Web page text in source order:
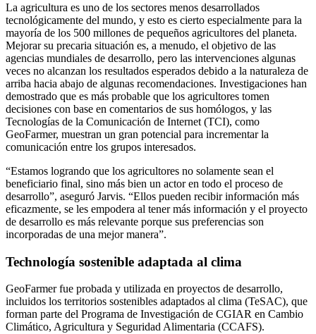
La agricultura es uno de los sectores menos desarrollados
tecnológicamente del mundo, y esto es cierto especialmente para la
mayoría de los 500 millones de pequeños agricultores del planeta.
Mejorar su precaria situación es, a menudo, el objetivo de las
agencias mundiales de desarrollo, pero las intervenciones algunas
veces no alcanzan los resultados esperados debido a la naturaleza de
arriba hacia abajo de algunas recomendaciones. Investigaciones han
demostrado que es más probable que los agricultores tomen
decisiones con base en comentarios de sus homólogos, y las
Tecnologías de la Comunicación de Internet (TCI), como
GeoFarmer, muestran un gran potencial para incrementar la
comunicación entre los grupos interesados.
“Estamos logrando que los agricultores no solamente sean el
beneficiario final, sino más bien un actor en todo el proceso de
desarrollo”, aseguró Jarvis. “Ellos pueden recibir información más
eficazmente, se les empodera al tener más información y el proyecto
de desarrollo es más relevante porque sus preferencias son
incorporadas de una mejor manera”.
Technología sostenible adaptada al clima
GeoFarmer fue probada y utilizada en proyectos de desarrollo,
incluidos los territorios sostenibles adaptados al clima (TeSAC), que
forman parte del Programa de Investigación de CGIAR en Cambio
Climático, Agricultura y Seguridad Alimentaria (CCAFS).